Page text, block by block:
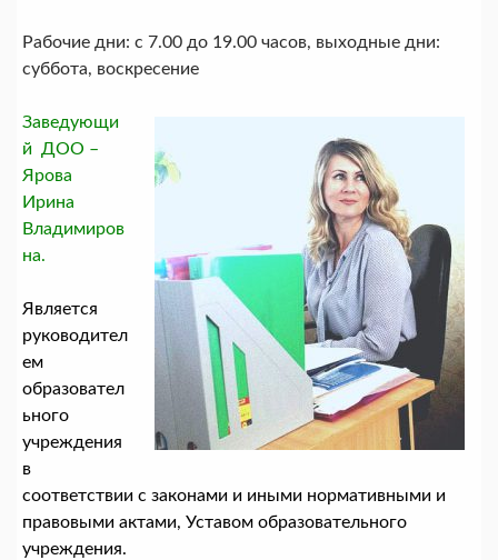
Рабочие дни: с 7.00 до 19.00 часов, выходные дни:
суббота, воскресение
Заведующи
й ДОО –
Ярова
Ирина
Владимиров
на.
Является
руководител
ем
образовател
ьного
учреждения
в
соответствии с законами и иными нормативными и
правовыми актами, Уставом образовательного
учреждения.